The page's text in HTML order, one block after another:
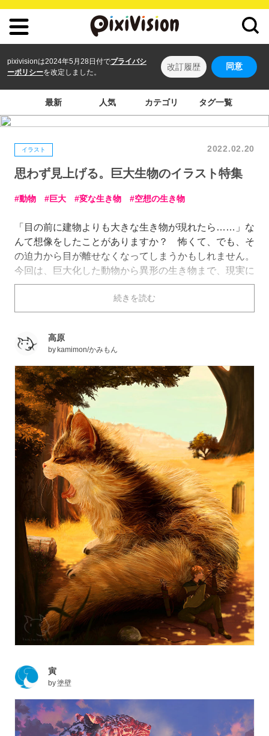
pixivisionは2024年5月28日付でプライバシ
ーポリシーを改定しました。
改訂履歴 同意
最新 人気 カテゴリ タグ一覧
イラスト 2022.02.20
思わず見上げる。巨大生物のイラスト特集
動物 巨大 変な生き物 空想の生き物
「目の前に建物よりも大きな生き物が現れたら……」な
んて想像をしたことがありますか？ 怖くて、でも、そ
の迫力から目が離せなくなってしまうかもしれません。
今回は、巨大化した動物から異形の生き物まで、現実に
はありえない大きさの「巨大生物」のイラストを集めま
した。想像をかきたてるイラストを、ぜひご覧くださ
い。
続きを読む
高原
by kamimon/かみもん
寅
by塗壁